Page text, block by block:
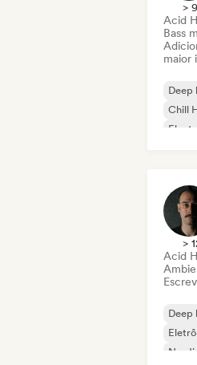
>
Acid
Bass
maior
Deep
Chill
>
Acid
Deep
Nu-